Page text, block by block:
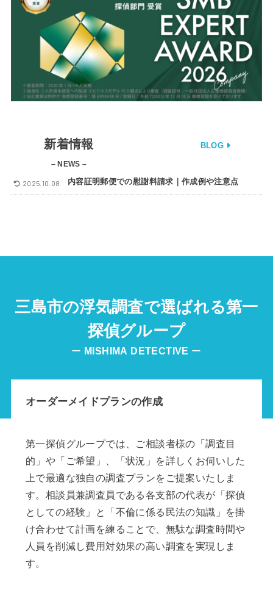
新着情報
– NEWS –
BLOG
内容証明郵便での慰謝料請求｜作成例や注意点
2025.10.08
三島市の浮気調査で選ばれる第一
探偵グループ
ー MISHIMA DETECTIVE ー
オーダーメイドプランの作成
第一探偵グループでは、ご相談者様の「調査目
的」や「ご希望」、「状況」を詳しくお伺いした
上で最適な独自の調査プランをご提案いたしま
す。相談員兼調査員である各支部の代表が「探偵
としての経験」と「不倫に係る民法の知識」を掛
け合わせて計画を練ることで、無駄な調査時間や
人員を削減し費用対効果の高い調査を実現しま
す。